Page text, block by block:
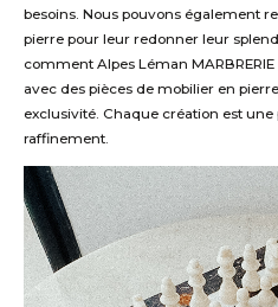
besoins. Nous pouvons également
pierre pour leur redonner leur
comment Alpes Léman
avec des pièces de mobilier en
exclusivité. Chaque création est
raffinement.